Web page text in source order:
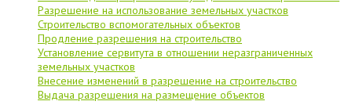
Разрешение на использование земельных участков
Строительство вспомогательных объектов
Продление разрешения на строительство
Установление сервитута в отношении неразграниченных
земельных участков
Внесение изменений в разрешение на строительство
Выдача разрешения на размещение объектов